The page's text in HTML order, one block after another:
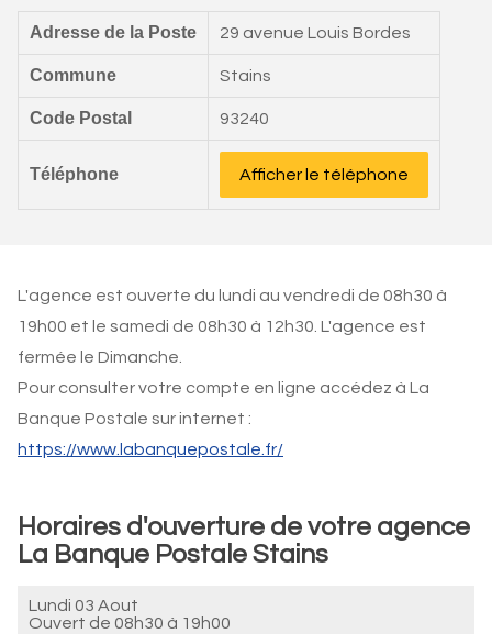
Adresse de la Poste 29 avenue Louis Bordes
Commune Stains
Code Postal 93240
Téléphone Afficher le téléphone
L'agence est ouverte du lundi au vendredi de 08h30 à
19h00 et le samedi de 08h30 à 12h30. L'agence est
fermée le Dimanche.
Pour consulter votre compte en ligne accédez à La
Banque Postale sur internet :
https://www.labanquepostale.fr/
Horaires d'ouverture de votre agence
La Banque Postale Stains
Lundi 03 Aout
Ouvert de 08h30 à 19h00